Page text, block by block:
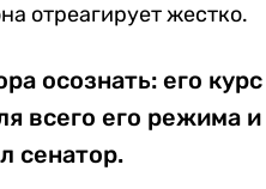
отреагирует жестко.
осознать: его
всего его режима
сенатор.